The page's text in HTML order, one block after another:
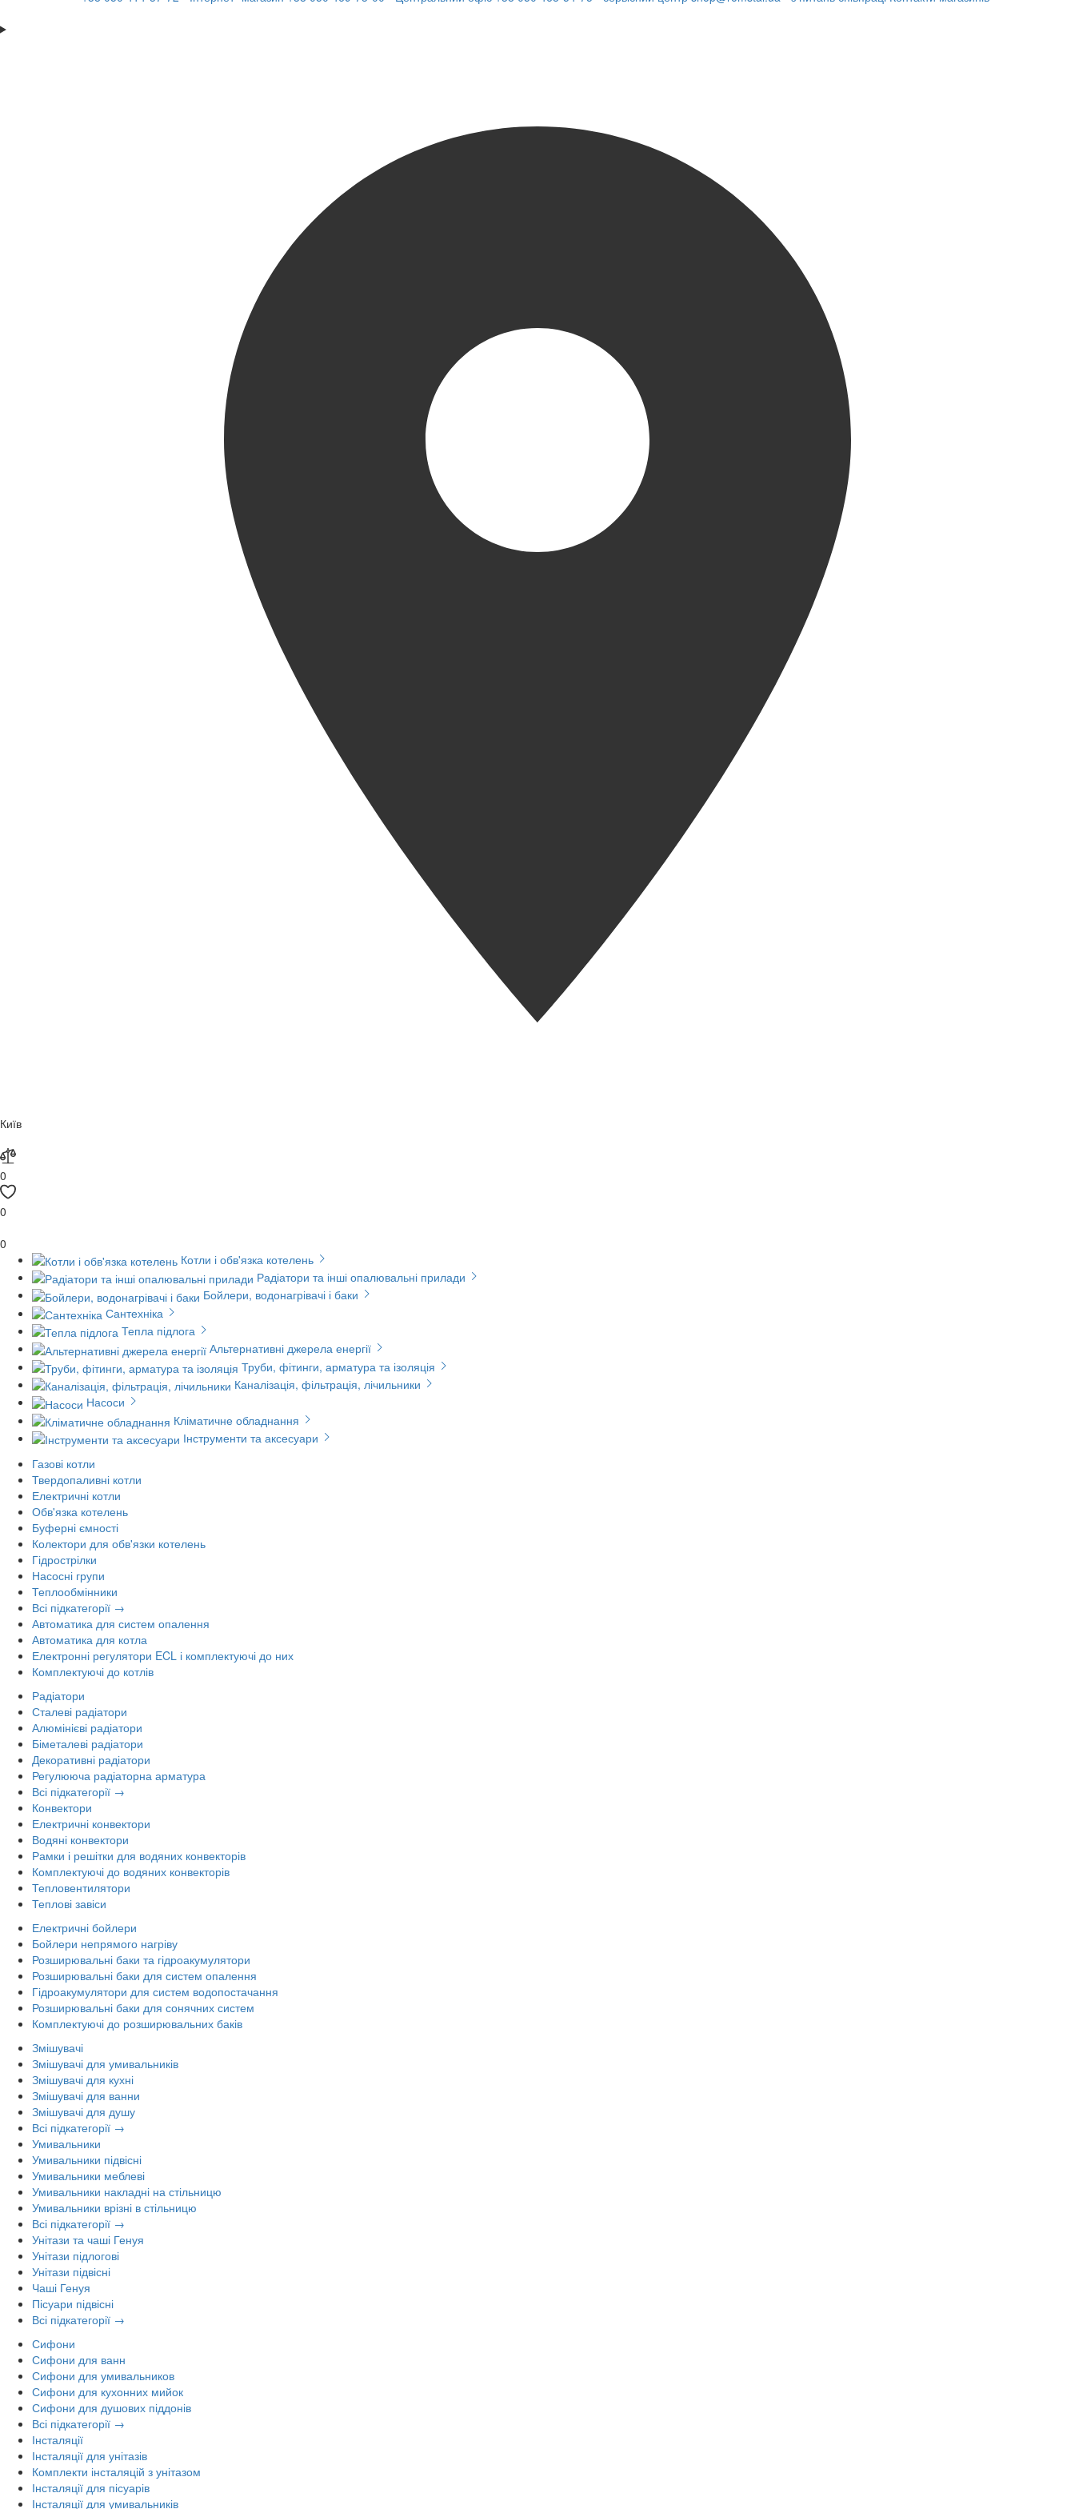
Київ
0
0
0
Котли і обв'язка котелень
Радіатори та інші опалювальні прилади
Бойлери, водонагрівачі і баки
Сантехніка
Тепла підлога
Альтернативні джерела енергії
Труби, фітинги, арматура та ізоляція
Каналізація, фільтрація, лічильники
Насоси
Кліматичне обладнання
Інструменти та аксесуари
Газові котли
Твердопаливні котли
Електричні котли
Обв'язка котелень
Буферні ємності
Колектори для обв'язки котелень
Гідрострілки
Насосні групи
Теплообмінники
Всі підкатегорії →
Автоматика для систем опалення
Автоматика для котла
Електронні регулятори ECL і комплектуючі до них
Комплектуючі до котлів
Радіатори
Сталеві радіатори
Алюмінієві радіатори
Біметалеві радіатори
Декоративні радіатори
Регулююча радіаторна арматура
Всі підкатегорії →
Конвектори
Електричні конвектори
Водяні конвектори
Рамки і решітки для водяних конвекторів
Комплектуючі до водяних конвекторів
Тепловентилятори
Теплові завіси
Електричні бойлери
Бойлери непрямого нагріву
Розширювальні баки та гідроакумулятори
Розширювальні баки для систем опалення
Гідроакумулятори для систем водопостачання
Розширювальні баки для сонячних систем
Комплектуючі до розширювальних баків
Змішувачі
Змішувачі для умивальників
Змішувачі для кухні
Змішувачі для ванни
Змішувачі для душу
Всі підкатегорії →
Умивальники
Умивальники підвісні
Умивальники меблеві
Умивальники накладні на стільницю
Умивальники врізні в стільницю
Всі підкатегорії →
Унітази та чаші Генуя
Унітази підлогові
Унітази підвісні
Чаші Генуя
Пісуари підвісні
Всі підкатегорії →
Сифони
Сифони для ванн
Сифони для умивальников
Сифони для кухонних мийок
Сифони для душових піддонів
Всі підкатегорії →
Інсталяції
Інсталяції для унітазів
Комплекти інсталяцій з унітазом
Інсталяції для пісуарів
Інсталяції для умивальників